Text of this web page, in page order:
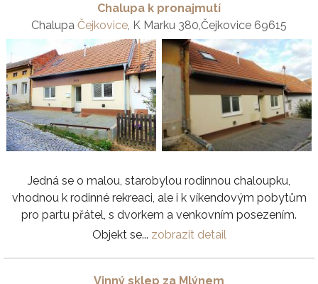
Chalupa k pronajmutí
Chalupa Čejkovice, K Marku 380,Čejkovice 69615
Jedná se o malou, starobylou rodinnou chaloupku,
vhodnou k rodinné rekreaci, ale i k víkendovým pobytům
pro partu přátel, s dvorkem a venkovním posezením.
Objekt se... zobrazit detail
Vinný sklep za Mlýnem